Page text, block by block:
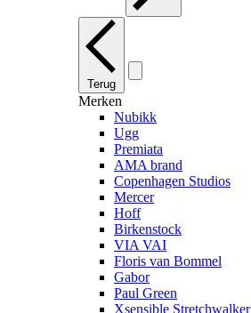
Terug
Merken
Nubikk
Ugg
Premiata
AMA brand
Copenhagen Studios
Mercer
Hoff
Birkenstock
VIA VAI
Floris van Bommel
Gabor
Paul Green
Xsensible Stretchwalker